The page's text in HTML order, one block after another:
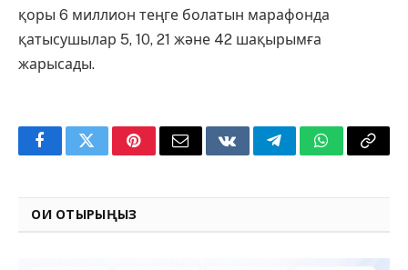
қоры 6 миллион теңге болатын марафонда
қатысушылар 5, 10, 21 және 42 шақырымға
жарысады.
FacebookTwitterPinterestEmail VKontakteTelegramWhatsApp
Copy
ОҚИ ОТЫРЫҢЫЗ